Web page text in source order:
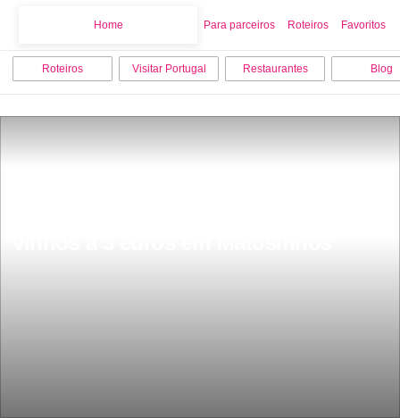
Home Para parceiros Roteiros Favoritos
Roteiros Visitar Portugal Restaurantes Blog